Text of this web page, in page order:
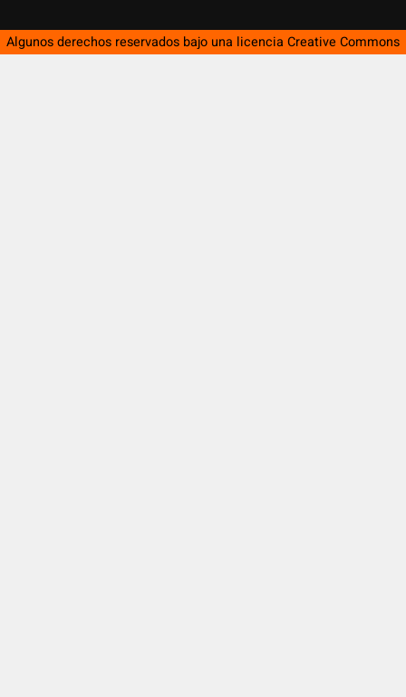
Algunos derechos reservados bajo una licencia Creative Commons